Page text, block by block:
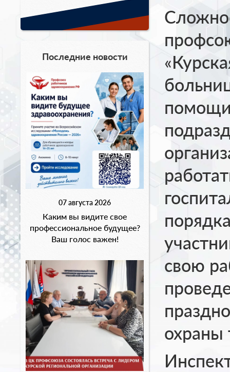
Последние новости
07 августа 2026
Каким вы видите свое
профессиональное будущее?
Ваш голос важен!
свою
охраны